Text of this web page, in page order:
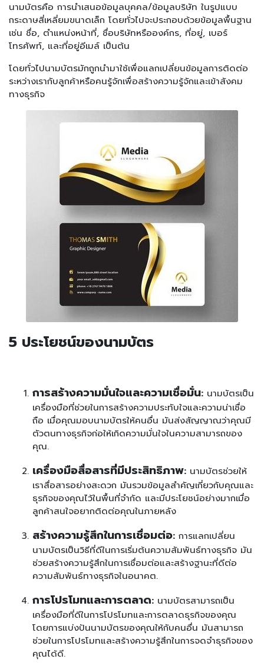
นามบัตรคือ การนำเสนอข้อมูลบุคคล/ข้อมูลบริษัท ในรูปแบบ
กระดาษสี่เหลี่ยมขนาดเล็ก โดยทั่วไปจะประกอบด้วยข้อมูลพื้นฐาน
เช่น ชื่อ, ตำแหน่งหน้าที่, ชื่อบริษัทหรือองค์กร, ที่อยู่, เบอร์
โทรศัพท์, และที่อยู่อีเมล์ เป็นต้น
โดยทั่วไปนามบัตรมักถูกนำมาใช้เพื่อแลกเปลี่ยนข้อมูลการติดต่อ
ระหว่างเรากับลูกค้าหรือคนรู้จักเพื่อสร้างความรู้จักและเข้าสังคม
ทางธุรกิจ
5 ประโยชน์ของนามบัตร
การสร้างความมั่นใจและความเชื่อมั่น: นามบัตรเป็น
เครื่องมือที่ช่วยในการสร้างความประทับใจและความน่าเชื่อ
ถือ เมื่อคุณมอบนามบัตรให้คนอื่น มันส่งสัญญาณว่าคุณมี
ตัวตนทางธุรกิจก่อให้เกิดความมั่นใจในความสามารถของ
คุณ.
เครื่องมือสื่อสารที่มีประสิทธิภาพ: นามบัตรช่วยให้
เราสื่อสารอย่างสะดวก มันรวมข้อมูลสำคัญเกี่ยวกับคุณและ
ธุรกิจของคุณไว้ในพื้นที่จำกัด และมีประโยชน์อย่างมากเมื่อ
ลูกค้าสนใจอยากติดต่อคุณในภายหลัง
สร้างความรู้สึกในการเชื่อมต่อ: การแลกเปลี่ยน
นามบัตรเป็นวิธีที่ดีในการเริ่มต้นความสัมพันธ์ทางธุรกิจ มัน
ช่วยสร้างความรู้สึกในการเชื่อมต่อและสร้างฐานะที่ดีต่อ
ความสัมพันธ์ทางธุรกิจในอนาคต.
การโปรโมทและการตลาด: นามบัตรสามารถเป็น
เครื่องมือที่ดีในการโปรโมทและการตลาดธุรกิจของคุณ
โดยการแบ่งปันนามบัตรของคุณให้กับคนอื่น มันสามารถ
ช่วยในการโปรโมทและสร้างความรู้สึกในการจดจำธุรกิจของ
คุณได้ดี.